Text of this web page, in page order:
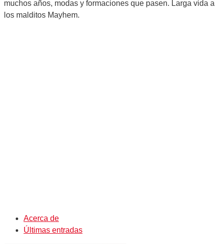
muchos años, modas y formaciones que pasen. Larga vida a
los malditos Mayhem.
Acerca de
Últimas entradas